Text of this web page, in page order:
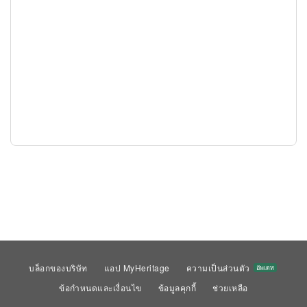
บล็อกของบริษัท แอป MyHeritage ความเป็นส่วนตัว อัพเดท
ข้อกำหนดและเงื่อนไข ข้อมูลคุกกี้ ช่วยเหลือ